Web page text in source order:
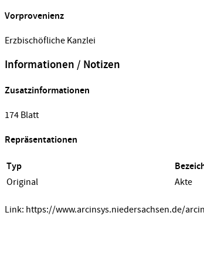
Vorprovenienz
Erzbischöfliche Kanzlei
Informationen / Notizen
Zusatzinformationen
174 Blatt
Repräsentationen
Typ
Original Akte
Link: https://www.arcinsys.niedersachsen.de/